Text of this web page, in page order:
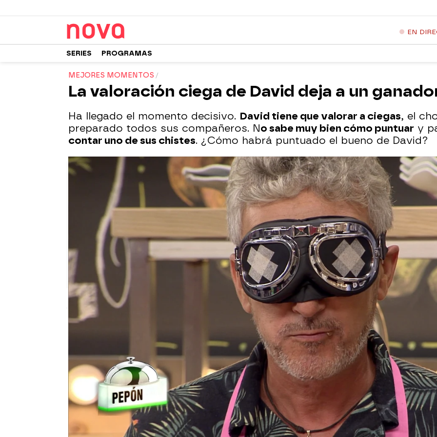
EN
SERIES PROGRAMAS
MEJORES MOMENTOS
La valoración ciega de David deja a un
Ha llegado el momento decisivo. David tiene que valorar a ciegas, el
preparado todos sus compañeros. No sabe muy bien cómo puntuar y
contar uno de sus chistes. ¿Cómo habrá puntuado el bueno de David?
Nova
16 de marzo de 2019, 12:03
WhatsappFacebook
X
cocina el sabor es ciego Nova